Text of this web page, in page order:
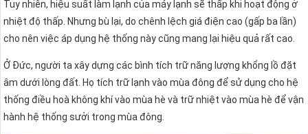
Tuy nhiên, hiệu suất làm lạnh của máy lạnh sẽ thấp khi hoạt động ở
nhiệt độ thấp. Nhưng bù lại, do chênh lệch giá điện cao (gấp ba lần)
cho nên việc áp dụng hệ thống này cũng mang lại hiệu quả rất cao.
Ở Đức, người ta xây dựng các bình tích trữ năng lượng khổng lồ đặt
âm dưới lòng đất. Họ tích trữ lạnh vào mùa đông để sử dụng cho hệ
thống điều hoà không khí vào mùa hè và trữ nhiệt vào mùa hè để vận
hành hệ thống sưởi trong mùa đông.